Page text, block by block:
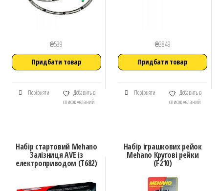
₴539
Придбати товар
Порівняти
Добавить в
список желаний
₴3849
Придбати товар
Порівняти
Добавить в
список желаний
Набір стартовий Mehano
Залізниця AVE із
електроприводом (T682)
Набір іграшкових рейок
Mehano Кругові рейки
(F210)